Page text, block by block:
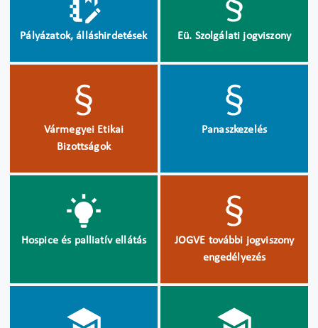
Pályázatok, álláshirdetések Eü. Szolgálati jogviszony
Vármegyei Etikai
Bizottságok
Panaszkezelés
Hospice és palliatív ellátás
JOGVE további jogviszony
engedélyezés